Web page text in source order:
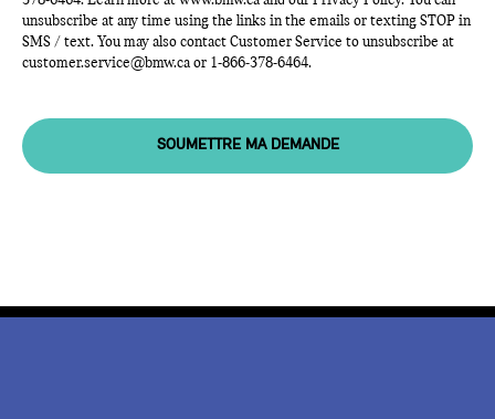
unsubscribe at any time using the links in the emails or texting STOP in
SMS / text. You may also contact Customer Service to unsubscribe at
customer.service@bmw.ca or 1-866-378-6464.
SOUMETTRE MA DEMANDE